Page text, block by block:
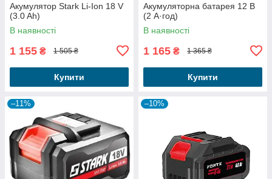
Акумулятор Stark Li-Ion 18 V
(3.0 Ah)
В наявності
1 155 ₴ 1 505 ₴
Купити
Акумуляторна батарея 12 В
(2 А·год)
В наявності
1 165 ₴ 1 365 ₴
Купити
–11% –10%